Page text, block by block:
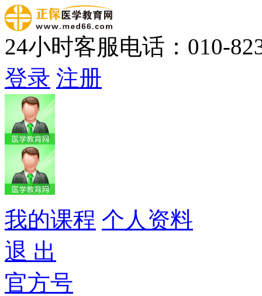
24小时客服电话：010-
登录 注册
我的课程 个人资料
退 出
官方号